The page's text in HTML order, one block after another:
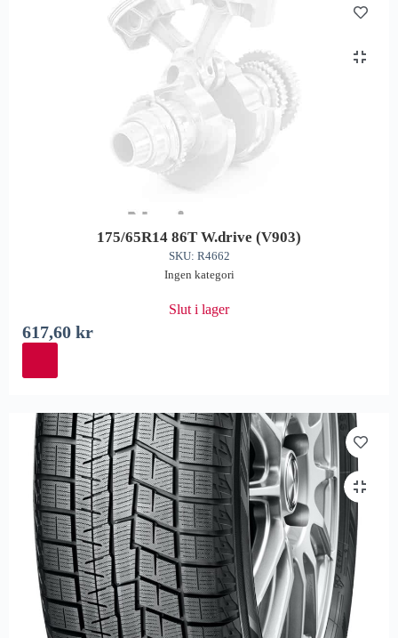
175/65R14 86T W.drive (V903)
SKU: R4662
Ingen kategori
Slut i lager
617,60 kr